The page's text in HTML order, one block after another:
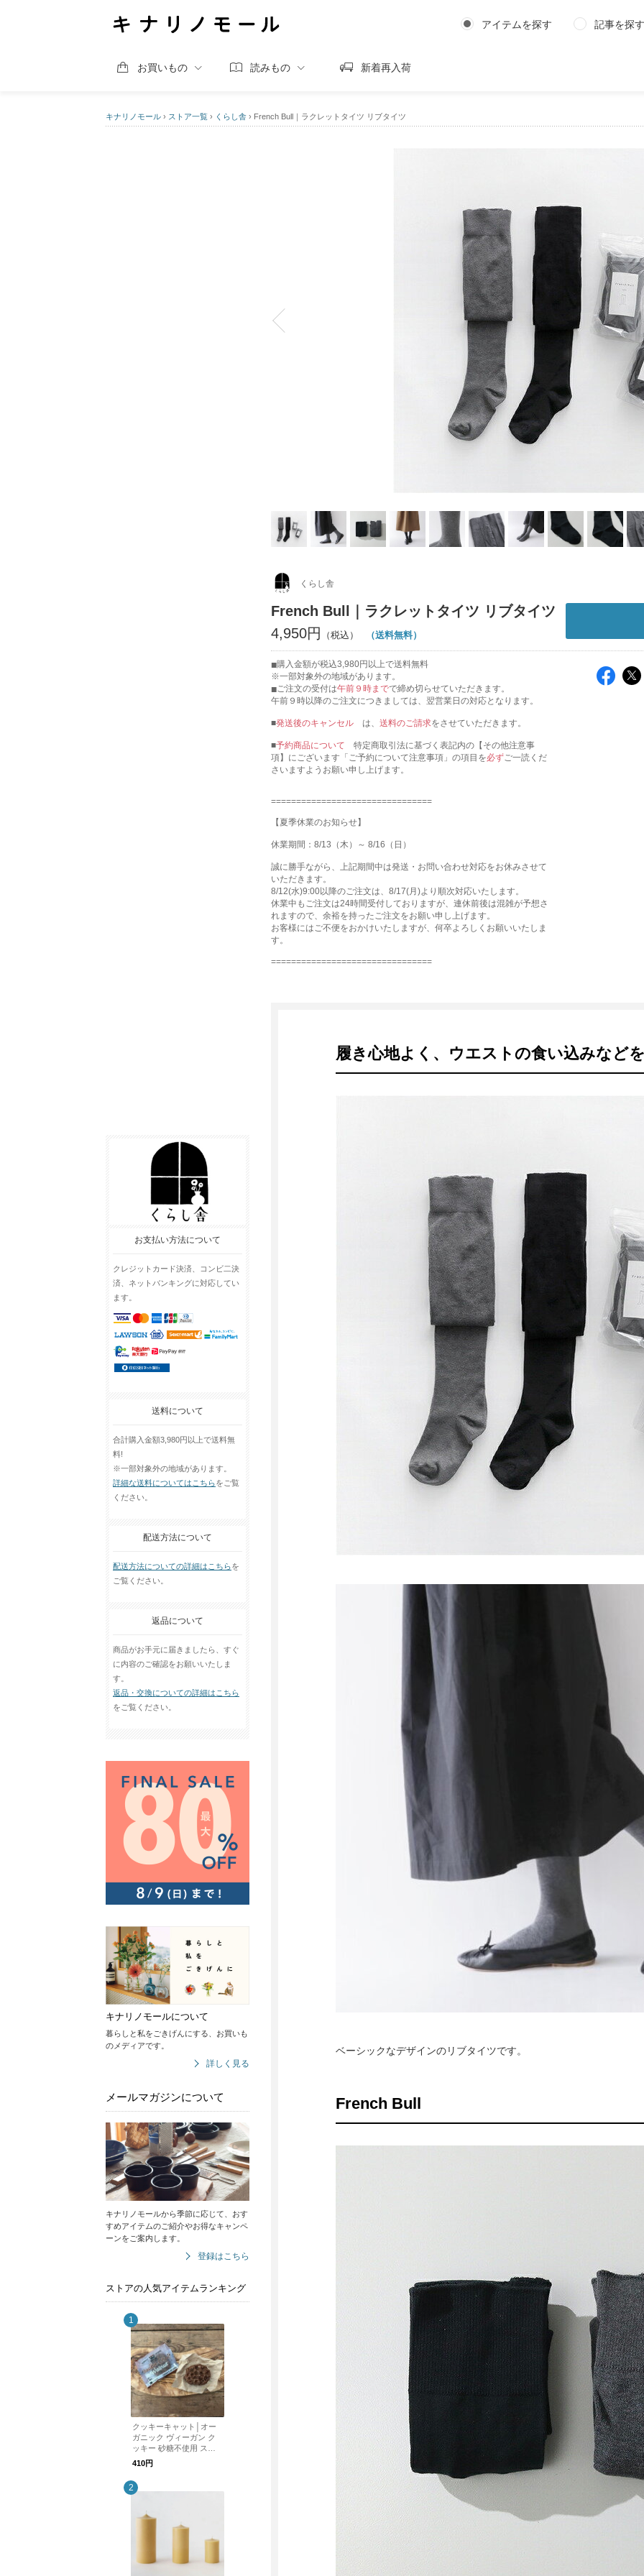
アイテムを探す 記事を探す
お買いもの 読みもの 新着再入荷
キナリノモール › ストア一覧 › くらし舎 › French Bull｜ラクレットタイツ リブタイツ
お支払い方法について
クレジットカード決済、コンビ二決
済、ネットバンキングに対応してい
ます。
送料について
合計購入金額3,980円以上で送料無
料!
※一部対象外の地域があります。
詳細な送料についてはこちらをご覧
ください。
配送方法について
配送方法についての詳細はこちらを
ご覧ください。
返品について
商品がお手元に届きましたら、すぐ
に内容のご確認をお願いいたしま
す。
返品・交換についての詳細はこちら
をご覧ください。
キナリノモールについて
暮らしと私をごきげんにする、お買いも
のメディアです。
詳しく見る
メールマガジンについて
キナリノモールから季節に応じて、おす
すめアイテムのご紹介やお得なキャンペ
ーンをご案内します。
登録はこちら
ストアの人気アイテムランキング
クッキーキャット│オー
ガニック ヴィーガン ク
ッキー 砂糖不使用 スー
パーフード使用
410円
くらし舎
French Bull｜ラクレットタイツ リブタイツ
4,950円
（送料無料）
購入金額が税込3,980円以上で送料無料
※一部対象外の地域があります。
ご注文の受付は午前９時までで締め切らせていただきます。
午前９時以降のご注文につきましては、翌営業日の対応となります。
■発送後のキャンセル は、 送料のご請求をさせていただきます。
■予約商品について 特定商取引法に基づく表記内の【その他注意事
項】にございます「ご予約について注意事項」の項目を必ずご一読くだ
さいますようお願い申し上げます。
================================
【夏季休業のお知らせ】
休業期間：8/13（木）～ 8/16（日）
誠に勝手ながら、上記期間中は発送・お問い合わせ対応をお休みさせて
いただきます。
8/12(水)9:00以降のご注文は、8/17(月)より順次対応いたします。
休業中もご注文は24時間受付しておりますが、連休前後は混雑が予想さ
れますので、余裕を持ったご注文をお願い申し上げます。
お客様にはご不便をおかけいたしますが、何卒よろしくお願いいたしま
す。
================================
履き心地よく、ウエストの食い込みなど
ベーシックなデザインのリブタイツです。
French Bull